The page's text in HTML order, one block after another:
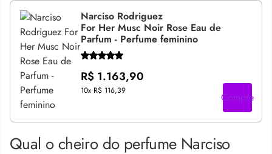
Narciso Rodriguez
For Her Musc Noir Rose Eau de
Parfum - Perfume feminino
R$ 1.163,90
10x R$ 116,39
Compre
Qual o cheiro do perfume Narciso